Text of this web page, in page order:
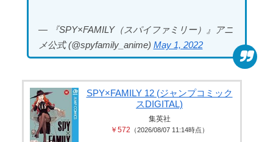
— 『SPY×FAMILY（スパイファミリー）』アニ
メ公式 (@spyfamily_anime) May 1, 2022
SPY×FAMILY 12 (ジャンプコミック
スDIGITAL)
集英社
￥572 （2026/08/07 11:14時点）